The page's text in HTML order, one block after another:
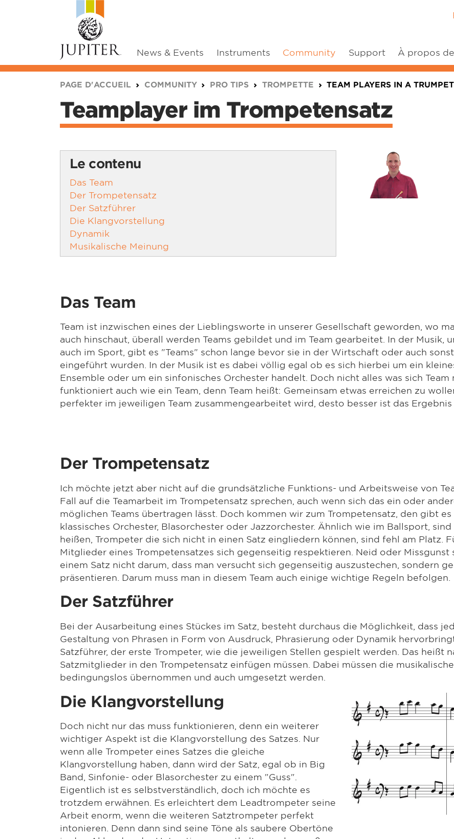
News & Events Instruments Community Support À propos
PAGE D'ACCUEIL COMMUNITY PRO TIPS TROMPETTE TEAM PLAYERS IN A
Teamplayer im Trompetensatz
Le contenu
Das Team
Der Trompetensatz
Der Satzführer
Die Klangvorstellung
Dynamik
Musikalische Meinung
Das Team
Team ist inzwischen eines der Lieblingsworte in unserer Gesellschaft geworden, wo
auch hinschaut, überall werden Teams gebildet und im Team gearbeitet. In der Musik,
auch im Sport, gibt es "Teams" schon lange bevor sie in der Wirtschaft oder auch
eingeführt wurden. In der Musik ist es dabei völlig egal ob es sich hierbei um ein
Ensemble oder um ein sinfonisches Orchester handelt. Doch nicht alles was sich Team
funktioniert auch wie ein Team, denn Team heißt: Gemeinsam etwas erreichen zu
perfekter im jeweiligen Team zusammengearbeitet wird, desto besser ist das Ergebnis
Der Trompetensatz
Ich möchte jetzt aber nicht auf die grundsätzliche Funktions- und Arbeitsweise von
Fall auf die Teamarbeit im Trompetensatz sprechen, auch wenn sich das ein oder
möglichen Teams übertragen lässt. Doch kommen wir zum Trompetensatz, den gibt
klassisches Orchester, Blasorchester oder Jazzorchester. Ähnlich wie im Ballsport,
heißen, Trompeter die sich nicht in einen Satz eingliedern können, sind fehl am Platz.
Mitglieder eines Trompetensatzes sich gegenseitig respektieren. Neid oder Missgunst
einem Satz nicht darum, dass man versucht sich gegenseitig auszustechen, sondern
präsentieren. Darum muss man in diesem Team auch einige wichtige Regeln befolgen.
Der Satzführer
Bei der Ausarbeitung eines Stückes im Satz, besteht durchaus die Möglichkeit, dass
Gestaltung von Phrasen in Form von Ausdruck, Phrasierung oder Dynamik
Satzführer, der erste Trompeter, wie die jeweiligen Stellen gespielt werden. Das heißt
Satzmitglieder in den Trompetensatz einfügen müssen. Dabei müssen die
bedingungslos übernommen und auch umgesetzt werden.
Die Klangvorstellung
Doch nicht nur das muss funktionieren, denn ein weiterer
wichtiger Aspekt ist die Klangvorstellung des Satzes. Nur
wenn alle Trompeter eines Satzes die gleiche
Klangvorstellung haben, dann wird der Satz, egal ob in Big
Band, Sinfonie- oder Blasorchester zu einem "Guss".
Eigentlich ist es selbstverständlich, doch ich möchte es
trotzdem erwähnen. Es erleichtert dem Leadtrompeter seine
Arbeit enorm, wenn die weiteren Satztrompeter perfekt
intonieren. Denn dann sind seine Töne als saubere Obertöne